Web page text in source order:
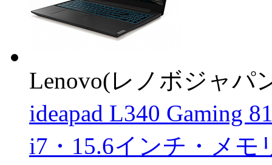
Lenovo(レノボジャパ
ideapad L340 Gaming
i7・15.6インチ・メモ